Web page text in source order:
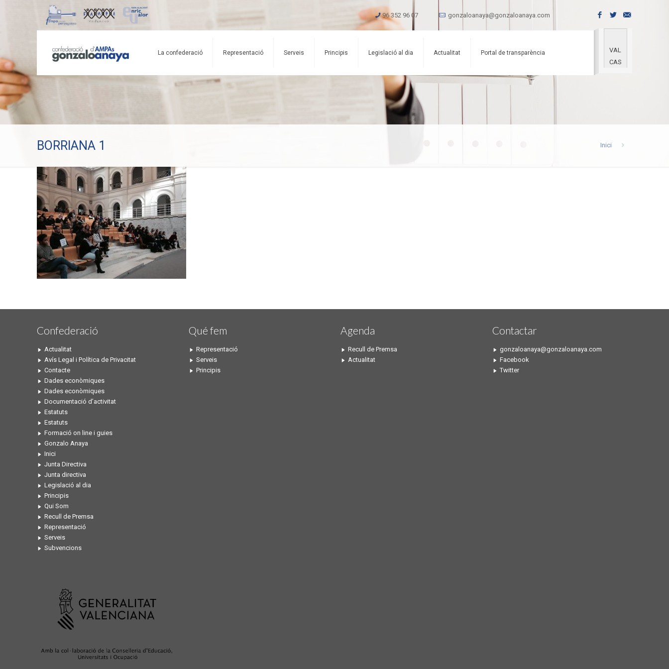
96 352 96 07 gonzaloanaya@gonzaloanaya.com
La confederació Representació Serveis Principis Legislació al dia Actualitat Portal de transparència
VAL
CAS
BORRIANA 1 Inici
Confederació
Actualitat
Avís Legal i Política de Privacitat
Contacte
Dades econòmiques
Dades econòmiques
Documentació d’activitat
Estatuts
Estatuts
Formació on line i guies
Gonzalo Anaya
Inici
Junta Directiva
Junta directiva
Legislació al dia
Principis
Qui Som
Recull de Premsa
Representació
Serveis
Subvencions
Qué fem
Representació
Serveis
Principis
Agenda
Recull de Premsa
Actualitat
Contactar
gonzaloanaya@gonzaloanaya.com
Facebook
Twitter